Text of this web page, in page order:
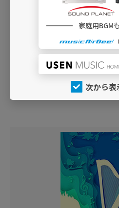
I26 ピアノBGM [SP｜440]
インスト｜洋楽
ピアノのソロ演奏でお送りす
家庭用BGM
次から